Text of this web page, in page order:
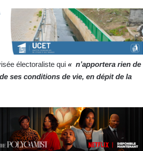
électoraliste qui « n’apportera rien de
ses conditions de vie, en dépit de la